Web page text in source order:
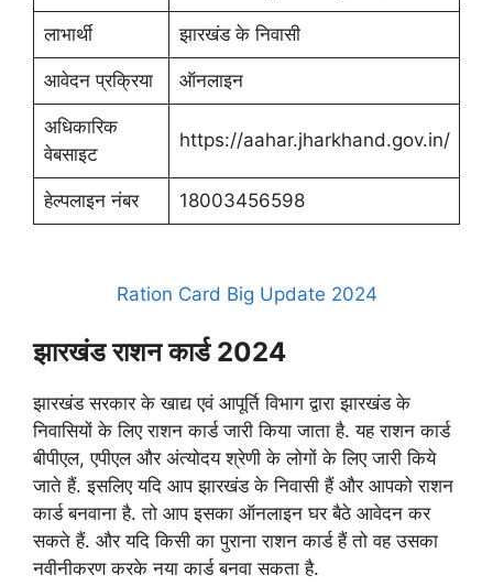
लाभार्थी झारखंड के निवासी
आवेदन प्रक्रिया ऑनलाइन
अधिकारिक
वेबसाइट
https://aahar.jharkhand.gov.in/
हेल्पलाइन नंबर 18003456598
Ration Card Big Update 2024
झारखंड राशन कार्ड 2024
झारखंड सरकार के खाद्य एवं आपूर्ति विभाग द्वारा झारखंड के
निवासियों के लिए राशन कार्ड जारी किया जाता है. यह राशन कार्ड
बीपीएल, एपीएल और अंत्योदय श्रेणी के लोगों के लिए जारी किये
जाते हैं. इसलिए यदि आप झारखंड के निवासी हैं और आपको राशन
कार्ड बनवाना है. तो आप इसका ऑनलाइन घर बैठे आवेदन कर
सकते हैं. और यदि किसी का पुराना राशन कार्ड हैं तो वह उसका
नवीनीकरण करके नया कार्ड बनवा सकता है.